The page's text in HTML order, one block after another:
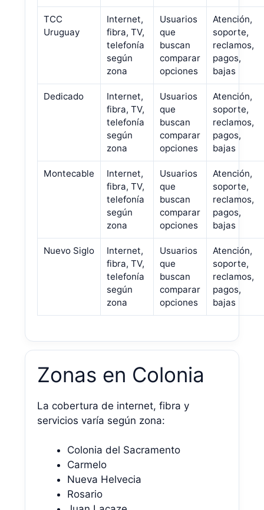
TCC
Uruguay
Internet,
fibra, TV,
telefonía
según
zona
Usuarios
que
buscan
comparar
opciones
Atención,
soporte,
reclamos,
pagos,
bajas
Dedicado
Internet,
fibra, TV,
telefonía
según
zona
Usuarios
que
buscan
comparar
opciones
Atención,
soporte,
reclamos,
pagos,
bajas
Montecable
Internet,
fibra, TV,
telefonía
según
zona
Usuarios
que
buscan
comparar
opciones
Atención,
soporte,
reclamos,
pagos,
bajas
Nuevo Siglo
Internet,
fibra, TV,
telefonía
según
zona
Usuarios
que
buscan
comparar
opciones
Atención,
soporte,
reclamos,
pagos,
bajas
Zonas en Colonia
La cobertura de internet, fibra y
servicios varía según zona:
Colonia del Sacramento
Carmelo
Nueva Helvecia
Rosario